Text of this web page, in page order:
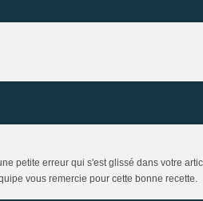
petite erreur qui s'est glissé dans votre
vous remercie pour cette bonne recette.